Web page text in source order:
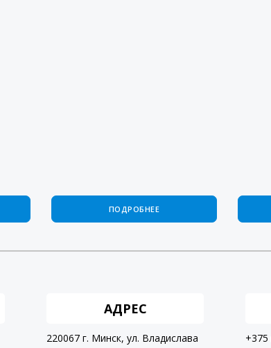
ПОДРОБНЕЕ
АДРЕС
220067 г. Минск, ул. Владислава
+375